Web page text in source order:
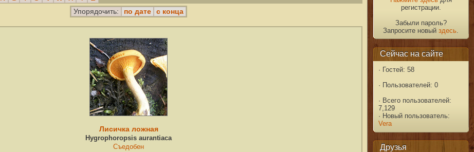
регистрации.
Забыли пароль?
Запросите новыйздесь
Сейчас на сайте
· Гостей: 58
· Пользователей: 0
· Всего пользователей:
7,129
· Новый пользователь:
Vera
Друзья
Упорядочить:
по дате с конца
Лисичка ложная
Hygrophoropsis aurantiaca
Съедобен